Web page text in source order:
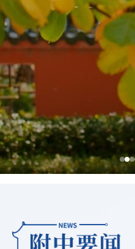
全国展演一等奖，
2026/07/31